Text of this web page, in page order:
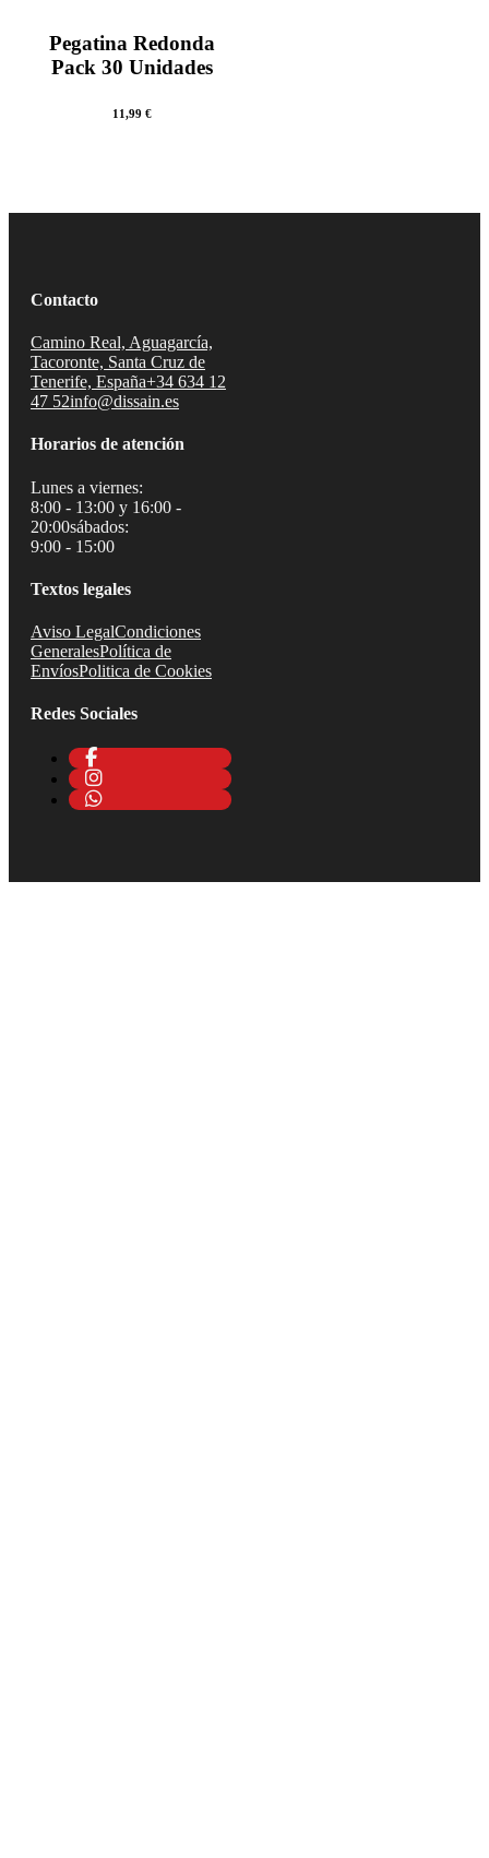
Pegatina Redonda
Pack 30 Unidades
11,99 €
Contacto
Camino Real, Aguagarcía,
Tacoronte, Santa Cruz de
Tenerife, España+34 634 12
47 52info@dissain.es
Horarios de atención
Lunes a viernes:
8:00 - 13:00 y 16:00 -
20:00sábados:
9:00 - 15:00
Textos legales
Aviso LegalCondiciones
GeneralesPolítica de
EnvíosPolitica de Cookies
Redes Sociales